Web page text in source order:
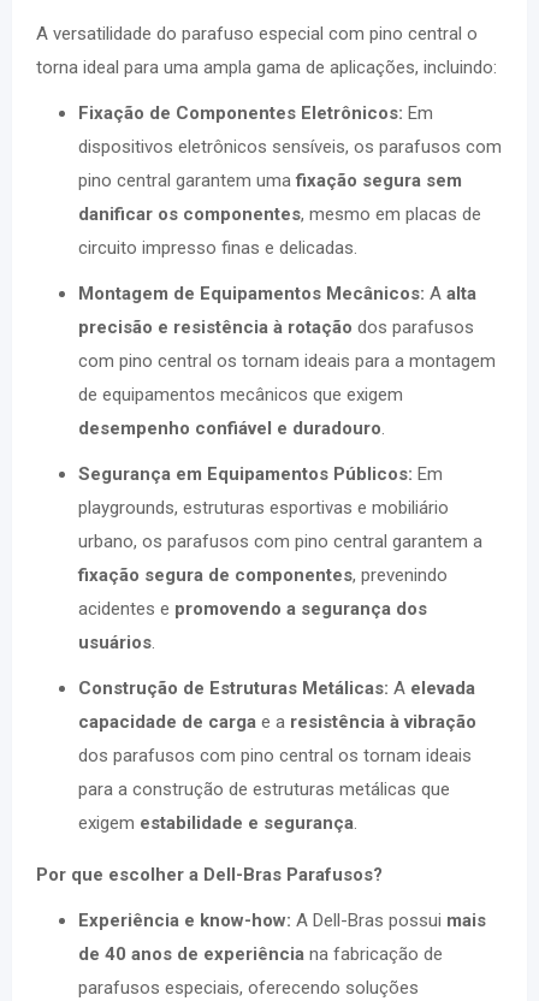
A versatilidade do parafuso especial com pino central o
torna ideal para uma ampla gama de aplicações, incluindo:
Fixação de Componentes Eletrônicos: Em
dispositivos eletrônicos sensíveis, os parafusos com
pino central garantem umafixação segura sem
danificar os componentes, mesmo em placas de
circuito impresso finas e delicadas.
Montagem de Equipamentos Mecânicos: A alta
precisão e resistência à rotação dos parafusos
com pino central os tornam ideais para a montagem
de equipamentos mecânicos que exigem
desempenho confiável e duradouro.
Segurança em Equipamentos Públicos: Em
playgrounds, estruturas esportivas e mobiliário
urbano, os parafusos com pino central garantem a
fixação segura de componentes, prevenindo
acidentes e promovendo a segurança dos
usuários.
Construção de Estruturas Metálicas: A elevada
capacidade de carga e a resistência à vibração
dos parafusos com pino central os tornam ideais
para a construção de estruturas metálicas que
exigem estabilidade e segurança.
Por que escolher a Dell-Bras Parafusos?
Experiência e know-how: A Dell-Bras possui mais
de 40 anos de experiência na fabricação de
parafusos especiais, oferecendo soluções